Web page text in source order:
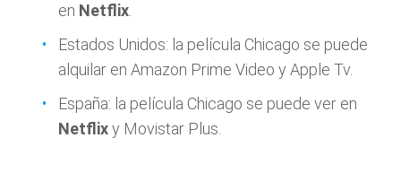
en Netflix
Estados Unidos: la película Chicago se puede
alquilar en Amazon Prime Video y Apple Tv.
España: la película Chicago se puede ver en
Netflixy Movistar Plus.